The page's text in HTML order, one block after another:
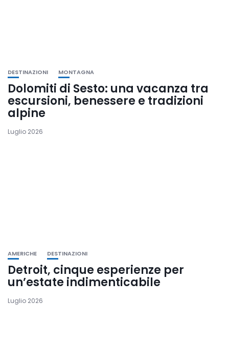
DESTINAZIONI MONTAGNA
Dolomiti di Sesto: una vacanza tra
escursioni, benessere e tradizioni
alpine
Luglio 2026
AMERICHE DESTINAZIONI
Detroit, cinque esperienze per
un’estate indimenticabile
Luglio 2026